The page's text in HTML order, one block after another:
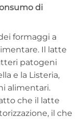
di
formaggi a
Il latte
patogeni
e la Listeria,
alimentari.
che il latte
il che